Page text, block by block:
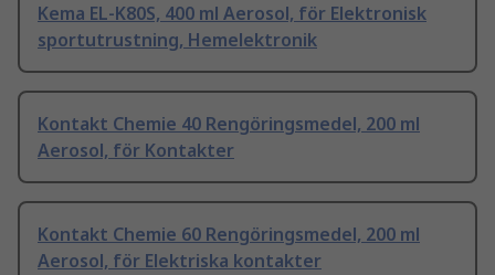
Kema EL-K80S, 400 ml Aerosol, för Elektronisk
sportutrustning, Hemelektronik
Kontakt Chemie 40 Rengöringsmedel, 200 ml
Aerosol, för Kontakter
Kontakt Chemie 60 Rengöringsmedel, 200 ml
Aerosol, för Elektriska kontakter